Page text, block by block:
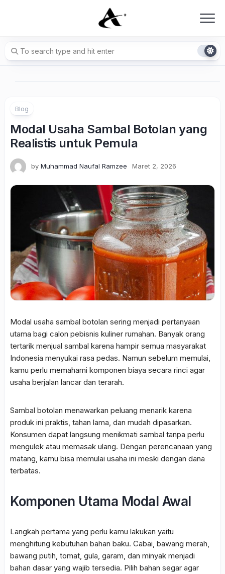
Blog
Modal Usaha Sambal Botolan yang
Realistis untuk Pemula
by Muhammad Naufal Ramzee Maret 2, 2026
Modal usaha sambal botolan sering menjadi pertanyaan
utama bagi calon pebisnis kuliner rumahan. Banyak orang
tertarik menjual sambal karena hampir semua masyarakat
Indonesia menyukai rasa pedas. Namun sebelum memulai,
kamu perlu memahami komponen biaya secara rinci agar
usaha berjalan lancar dan terarah.
Sambal botolan menawarkan peluang menarik karena
produk ini praktis, tahan lama, dan mudah dipasarkan.
Konsumen dapat langsung menikmati sambal tanpa perlu
mengulek atau memasak ulang. Dengan perencanaan yang
matang, kamu bisa memulai usaha ini meski dengan dana
terbatas.
Komponen Utama Modal Awal
Langkah pertama yang perlu kamu lakukan yaitu
menghitung kebutuhan bahan baku. Cabai, bawang merah,
bawang putih, tomat, gula, garam, dan minyak menjadi
bahan dasar yang wajib tersedia. Pilih bahan segar agar